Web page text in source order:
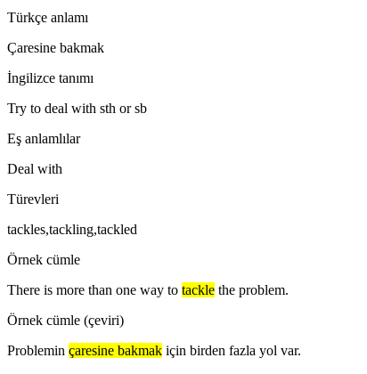
Türkçe anlamı
Çaresine bakmak
İngilizce tanımı
Try to deal with sth or sb
Eş anlamlılar
Deal with
Türevleri
tackles,tackling,tackled
Örnek cümle
There is more than one way to tackle the problem.
Örnek cümle (çeviri)
Problemin çaresine bakmak için birden fazla yol var.